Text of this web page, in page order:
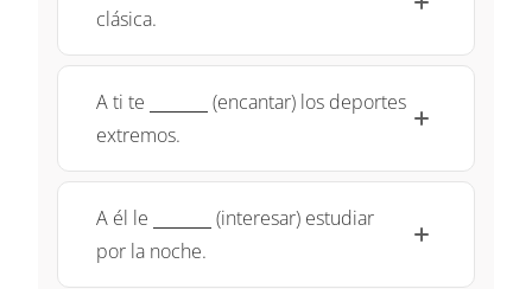
clásica.
A ti te \underline{~\qquad~}
(encantar) los deportes
extremos.
A él le \underline{~\qquad~}
(interesar) estudiar
por la noche.